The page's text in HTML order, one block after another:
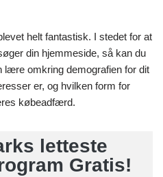
helt fantastisk. I stedet for at
din hjemmeside, så kan du
omkring demografien for dit
er, og hvilken form for
købeadfærd.
letteste
Gratis!